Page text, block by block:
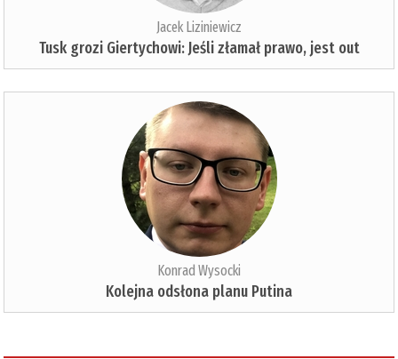
Jacek Liziniewicz
Tusk grozi Giertychowi: Jeśli złamał prawo, jest out
Konrad Wysocki
Kolejna odsłona planu Putina